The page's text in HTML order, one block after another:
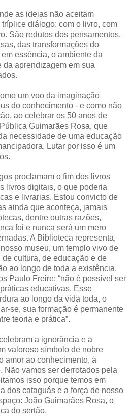
as ideias não aceitam
diálogo: com o livro, com
São redutos dos pensamentos,
das transformações do
essência, o ambiente da
aprendizagem em sua
um voo da imaginação
do conhecimento - e como não
ao celebrar os 50 anos de
Guimarães Rosa, que
necessidade de uma educação
Lutar por isso é um
proclamam o fim dos livros
livros digitais, o que poderia
e livrarias. Estou convicto de
ainda que aconteça, jamais
dentre outras razões,
foi e nunca será um mero
A Biblioteca representa,
museu, um templo vivo de
cultura, de educação e de
ao longo de toda a existência.
Paulo Freire: “não é possível ser
educativas. Esse
ao longo da vida toda, o
se, sua formação é permanente
teoria e prática”.
a ignorância e a
valoroso símbolo de nobre
amor ao conhecimento, à
Não vamos ser derrotados pela
isso porque temos em
dos cataguás e a força de nosso
João Guimarães Rosa, o
do sertão.